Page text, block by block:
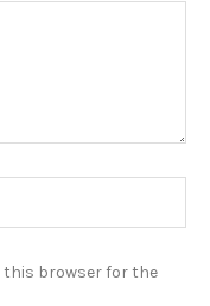
this browser for the